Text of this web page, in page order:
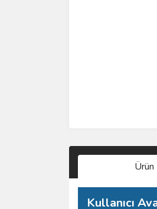
Ürün
Kullanıcı